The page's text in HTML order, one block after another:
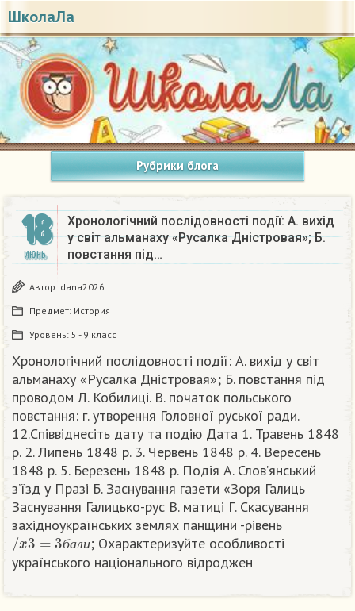
ШколаЛа
Рубрики блога
18
ИЮНЬ
Хронологічний послідовності події: А. вихід
у світ альманаху «Русалка Дністровая»; Б.
повстання під…
Автор: dana2026
Предмет: История
Уровень: 5 - 9 класс
Хронологічний послідовності події: А. вихід у світ
альманаху «Русалка Дністровая»; Б. повстання під
проводом Л. Кобилиці. В. початок польського
повстання: г. утворення Головної руської ради.
12.Співвіднесіть дату та подію Дата 1. Травень 1848
р. 2. Липень 1848 р. 3. Червень 1848 р. 4. Вересень
1848 р. 5. Березень 1848 р. Подія А. Слов’янський
з’їзд у Празі Б. Заснування газети «Зоря Галиць
Заснування Галицько-рус В. матиці Г. Скасування
західноукраїнських землях панщини -рiвень
б ал и
/x3=3бали ; Охарактеризуйте особливості
українського національного відроджен​